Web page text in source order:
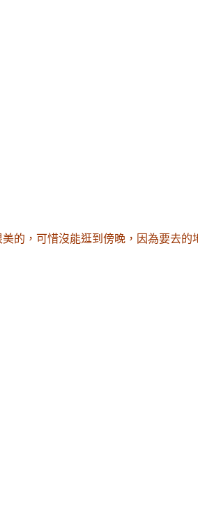
美的 ，可惜沒能逛到傍晚 ，因為要去的